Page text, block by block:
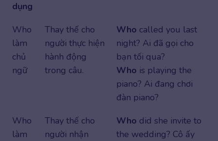
dụng
Who
làm
chủ
ngữ
Thay thế cho
người thực hiện
hành động
trong câu.
Who called you last
night? Ai đã gọi cho
bạn tối qua?
Who is playing the
piano? Ai đang chơi
đàn piano?
Who
làm
Thay thế cho
người nhận
Who did she invite to
the wedding? Cô ấy